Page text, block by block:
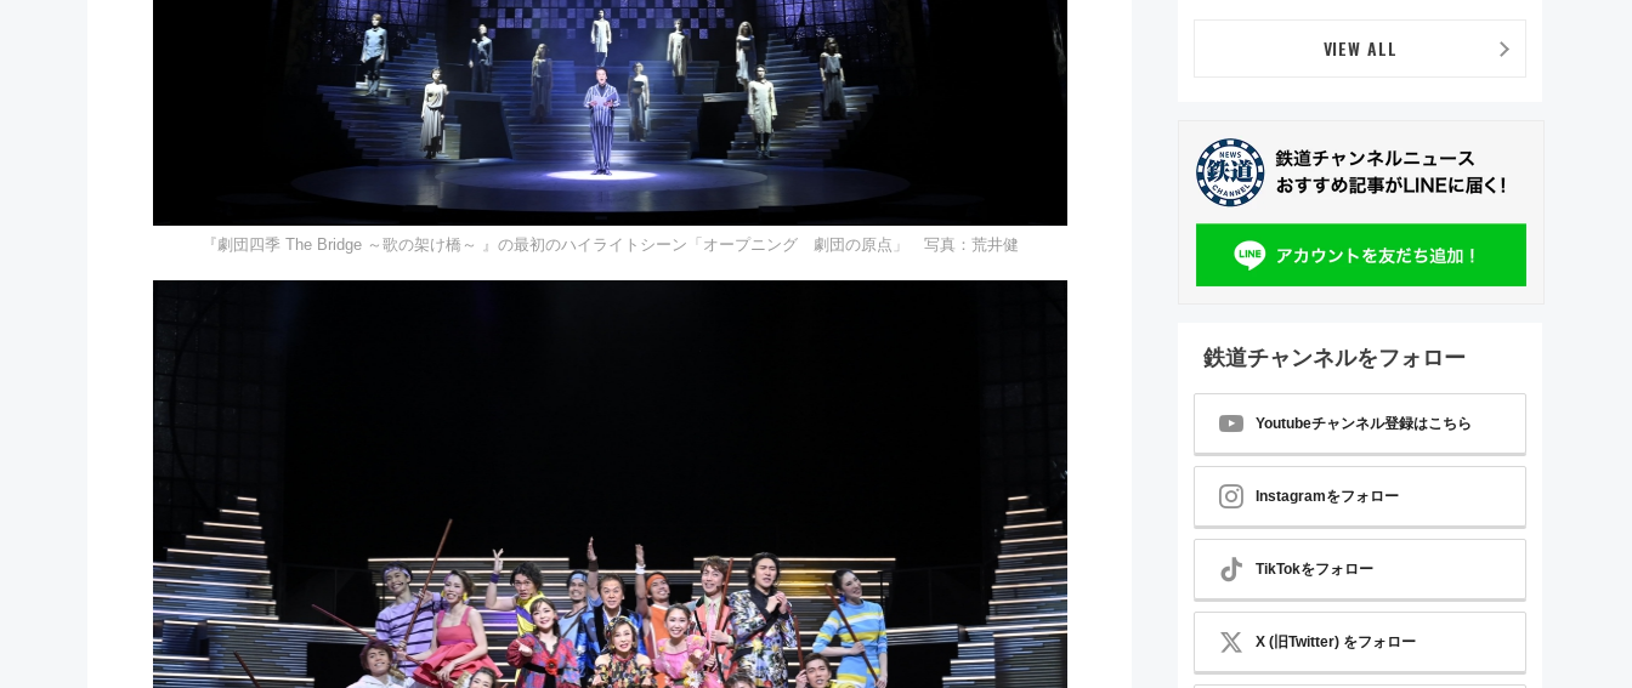
『劇団四季 The Bridge ～歌の架け橋～ 』の最初のハイライトシーン「オープニング 劇団の原点」 写真：荒井健
【2026年8月】
VIEW ALL
鉄道チャンネルをフォロー
Youtubeチャンネル登録はこちら
Instagramをフォロー
TikTokをフォロー
X (旧Twitter) をフォロー